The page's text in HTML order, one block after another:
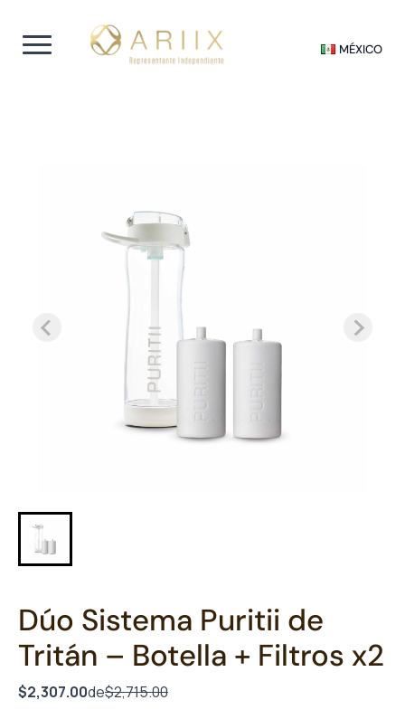
MÉXICO
Dúo Sistema Puritii de
Tritán – Botella + Filtros x2
$2,307.00de$2,715.00